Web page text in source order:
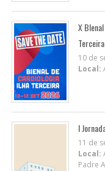
X
Terceira
10 de
Local:
I
11 de
Local:
Padre